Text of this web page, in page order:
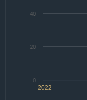
2022
0
20
40